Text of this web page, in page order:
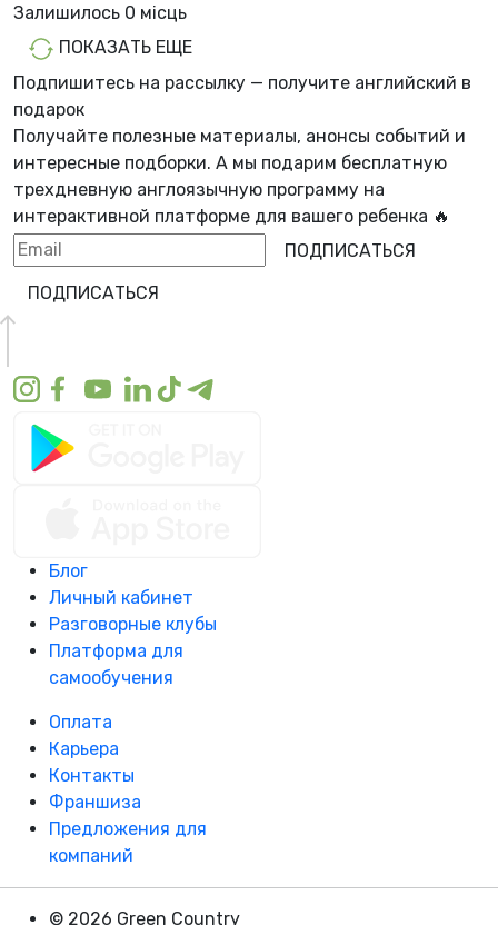
Залишилось 0 місць
ПОКАЗАТЬ ЕЩЕ
Подпишитесь на рассылку — получите английский в
подарок
Получайте полезные материалы, анонсы событий и
интересные подборки. А мы подарим бесплатную
трехдневную англоязычную программу на
интерактивной платформе для вашего ребенка 🔥
ПОДПИСАТЬСЯ
ПОДПИСАТЬСЯ
Блог
Личный кабинет
Разговорные клубы
Платформа для
самообучения
Оплата
Карьера
Контакты
Франшиза
Предложения для
компаний
© 2026 Green Country